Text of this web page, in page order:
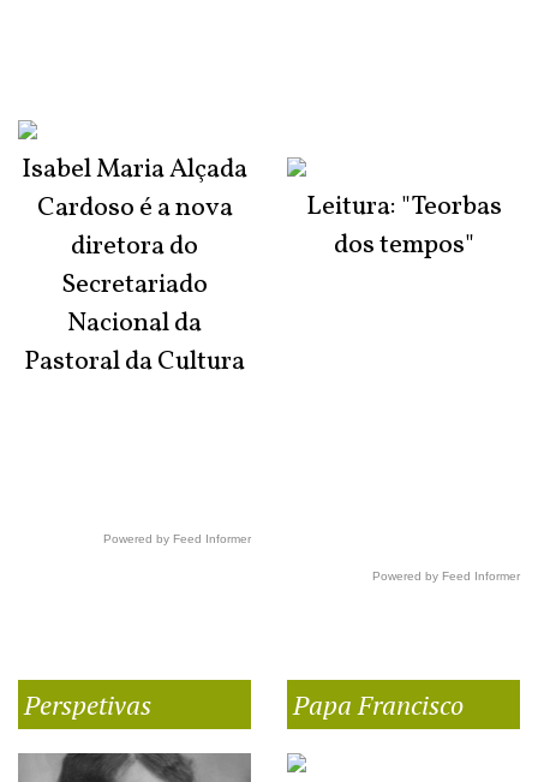
Isabel Maria Alçada
Cardoso é a nova
diretora do
Secretariado
Nacional da
Pastoral da Cultura
Powered by Feed Informer
Leitura: "Teorbas
dos tempos"
Powered by Feed Informer
Perspetivas Papa Francisco